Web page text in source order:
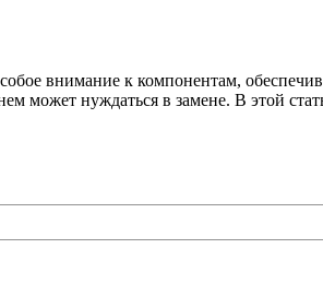
внимание к компонентам,
может нуждаться в замене. В этой